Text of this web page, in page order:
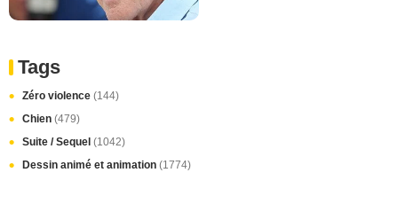
Tags
Zéro violence (144)
Chien (479)
Suite / Sequel (1042)
Dessin animé et animation (1774)